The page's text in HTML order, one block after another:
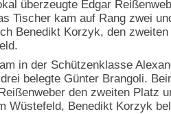
überzeugte Edgar
Tischer kam auf Rang zwei
Benedikt Korzyk, den
in der Schützenklasse
belegte Günter Brangoli.
den zweiten Platz
Wüstefeld, Benedikt Korzyk